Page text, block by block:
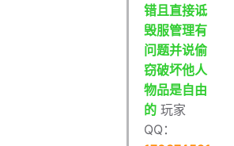
错且直接诋
毁服管理有
问题并说偷
窃破坏他人
物品是自由
的 玩家
QQ：